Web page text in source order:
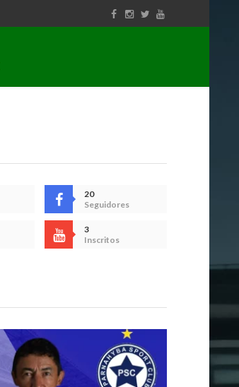
20
Seguidores
3
Inscritos